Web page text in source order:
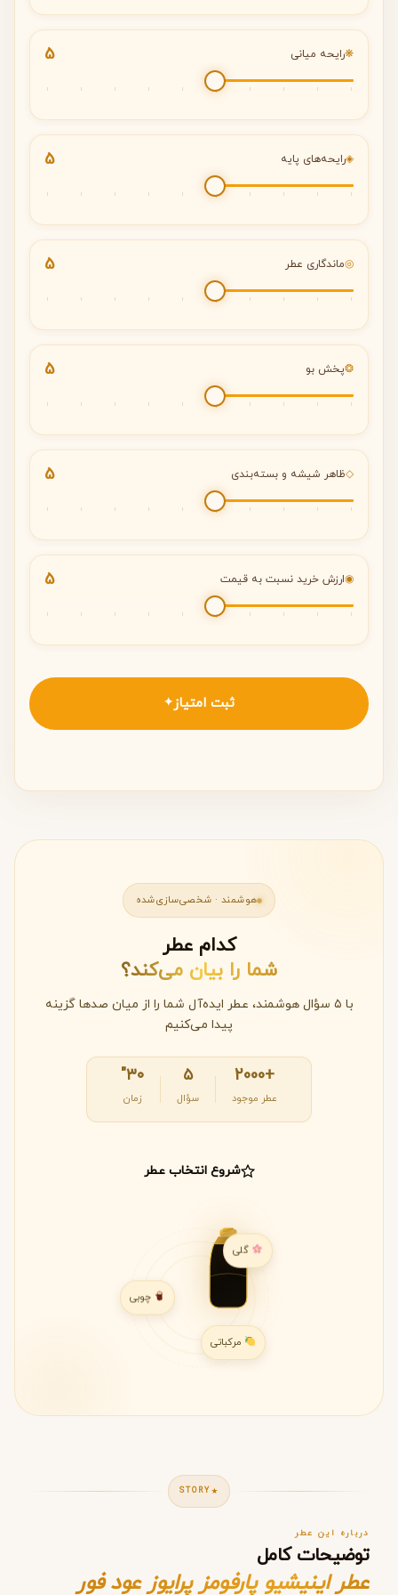
❋رایحه میانی 5
◈رایحه‌های پایه 5
◎ماندگاری عطر 5
❂پخش بو 5
◇ظاهر شیشه و بسته‌بندی 5
◉ارزش خرید نسبت به قیمت 5
ثبت امتیاز✦
هوشمند · شخصی‌سازی‌شده
کدام عطر
شما را بیان می‌کند؟
با ۵ سؤال هوشمند، عطر ایده‌آل شما را از میان صدها گزینه
پیدا می‌کنیم
+2000
عطر موجود
۵
سؤال
۳۰"
زمان
شروع انتخاب عطر
گلی
چوبی
مرکباتی
STORY
درباره این عطر
توضیحات کامل
عطر اینیشیو پارفومز پرایوز عود فور